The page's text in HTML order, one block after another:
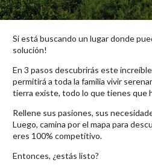
Si está buscando un lugar donde
solución!
En 3 pasos descubrirás este
permitirá a toda la familia vivir
tierra existe, todo lo que tienes que
Rellene sus pasiones, sus
Luego, camina por el mapa para
eres 100% competitivo.
Entonces, ¿estás listo?